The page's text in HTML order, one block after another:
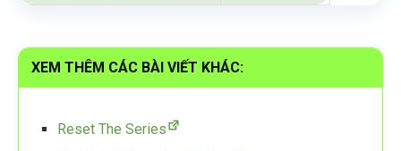
XEM THÊM CÁC BÀI VIẾT KHÁC:
Reset The Series